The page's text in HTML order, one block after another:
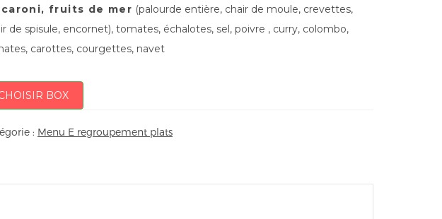
fruits de mer (palourde entière, chair de moule, crevettes,
de spisule, encornet), tomates, échalotes, sel, poivre , curry, colombo,
carottes, courgettes, navet
BOX
: Menu E regroupement plats